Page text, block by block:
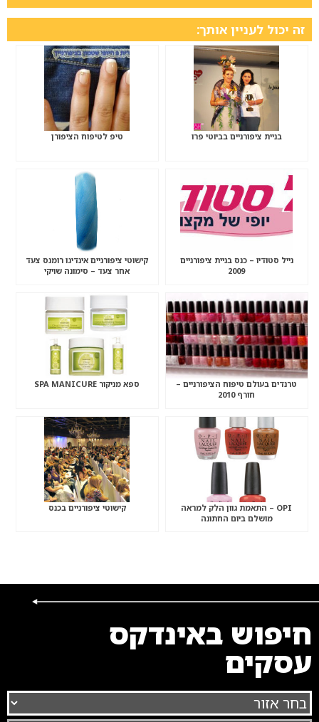
זה יכול לעניין אותך:
בניית ציפורניים בביוטי פרו טיפ לטיפוח הציפורן
נייל סטודיו – כנס בניית ציפורניים
2009
קישוטי ציפורניים אינדיגו רומנס צעד
אחר צעד – סימונה שויקי
טרנדים בעולם טיפוח הציפורניים –
חורף 2010
ספא מניקור SPA MANICURE
OPI – התאמת גוון הלק למראה
מושלם ביום החתונה
קישוטי ציפורניים בכנס
חיפוש באינדקס
עסקים